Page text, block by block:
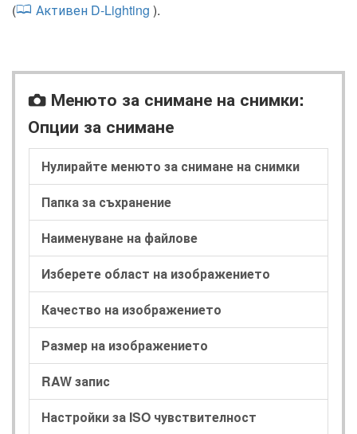
(
Активен D-Lighting ).
C Менюто за снимане на снимки:
Опции за снимане
Нулирайте менюто за снимане на снимки
Папка за съхранение
Наименуване на файлове
Изберете област на изображението
Качество на изображението
Размер на изображението
RAW запис
Настройки за ISO чувствителност